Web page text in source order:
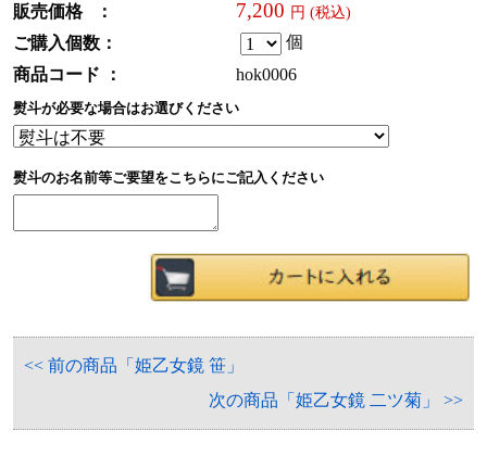
販売価格 ： 7,200 円 (税込)
ご購入個数：
個
商品コード ：
hok0006
熨斗が必要な場合はお選びください
熨斗のお名前等ご要望をこちらにご記入ください
<< 前の商品「姫乙女鏡 笹」
次の商品「姫乙女鏡 二ツ菊」 >>